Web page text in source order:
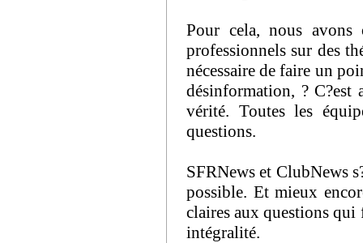
Pour cela, nous avons
professionnels sur des
nécessaire de faire un
désinformation, ? C?est
vérité. Toutes les
questions.
SFRNews et ClubNews
possible. Et mieux
claires aux questions qui
intégralité.